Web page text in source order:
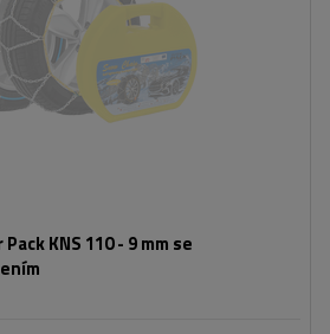
KNS 110 - 9 mm se